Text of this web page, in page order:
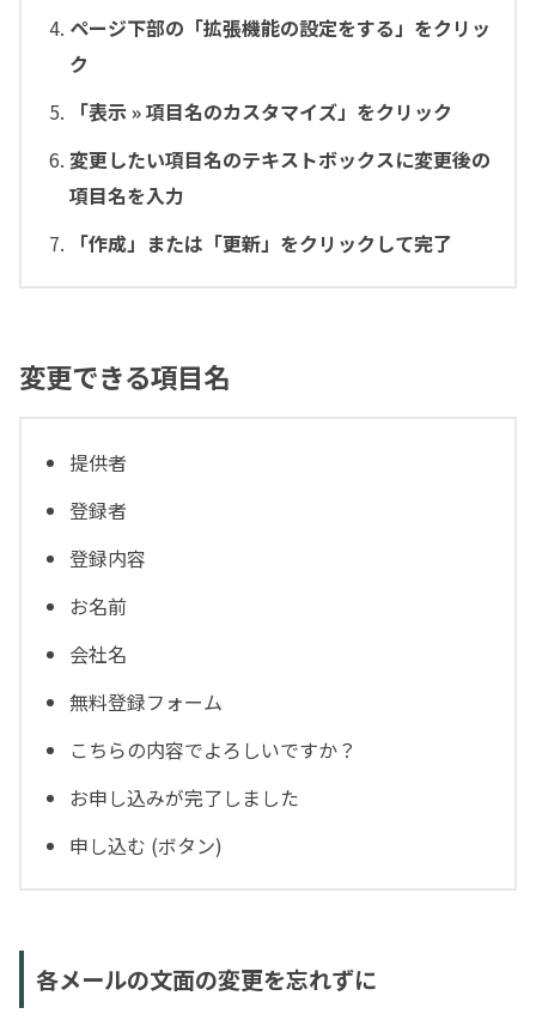
ページ下部の「拡張機能の設定をする」をクリッ
ク
「表示 » 項目名のカスタマイズ」をクリック
変更したい項目名のテキストボックスに変更後の
項目名を入力
「作成」または「更新」をクリックして完了
変更できる項目名
提供者
登録者
登録内容
お名前
会社名
無料登録フォーム
こちらの内容でよろしいですか？
お申し込みが完了しました
申し込む (ボタン)
各メールの文面の変更を忘れずに